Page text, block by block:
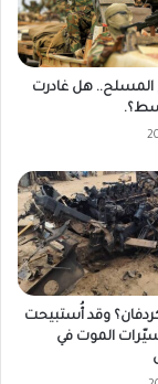
المسلح.. هل غادرت
وقد أُستبيحت
الموت في